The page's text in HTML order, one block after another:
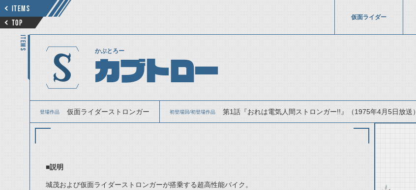
ITEMS
TOP
仮面ライダー
ITEMS
かぶとろー
カブトロー
登場作品 仮面ライダーストロンガー 初登場回/初登場作品 第1話『おれは電気人間ストロンガー!!』（1975年4月5日放送）
■説明
城茂および仮面ライダーストロンガーが搭乗する超高性能バイク。